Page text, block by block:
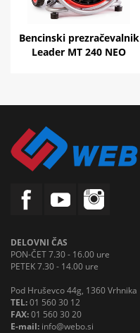
Bencinski prezračevalnik
Leader MT 240 NEO
DELOVNI ČAS
PON-ČET 7.30 - 16.00 ure
PETEK 7.30 - 14.00 ure
Pod Hruševco 44g, 1360 Vrhnika
TEL:01 560 30 12
FAX:01 560 30 20
E-mail: info@webo.si